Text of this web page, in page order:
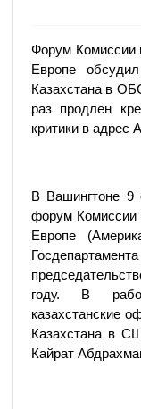
Форум Комиссии
Европе
Казахстана в
раз продлен
критики в адрес
В Вашингтоне 9
форум Комиссии
Европе
году. В
казахстанские
Казахстана в
Кайрат